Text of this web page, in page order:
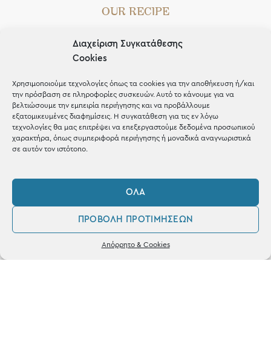
Διαχείριση Συγκατάθεσης
Cookies
Χρησιμοποιούμε τεχνολογίες όπως τα cookies για την αποθήκευση ή/και
την πρόσβαση σε πληροφορίες συσκευών. Αυτό το κάνουμε για να
βελτιώσουμε την εμπειρία περιήγησης και να προβάλλουμε
εξατομικευμένες διαφημίσεις. Η συγκατάθεση για τις εν λόγω
τεχνολογίες θα μας επιτρέψει να επεξεργαστούμε δεδομένα προσωπικού
χαρακτήρα, όπως συμπεριφορά περιήγησης ή μοναδικά αναγνωριστικά
σε αυτόν τον ιστότοπο.
ΌΛΑ
ΠΡΟΒΟΛΉ ΠΡΟΤΙΜΉΣΕΩΝ
Απόρρητο & Cookies
OUR RECIPE
Gifts
Blog
Shop the look
ΚΑΤΑΣΤΗΜΑ
Σταθά 17, 38221 Βόλος
2421 217300
Δευ / Τετ / Σαβ: 09:00 - 15:00
0